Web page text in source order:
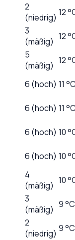
2
(niedrig) 12
3
(mäßig) 12
5
(mäßig) 12
6 (hoch) 11
6 (hoch) 11
6 (hoch) 10
6 (hoch) 10
4
(mäßig) 10
3
(mäßig) 9 °C
2
(niedrig) 9 °C